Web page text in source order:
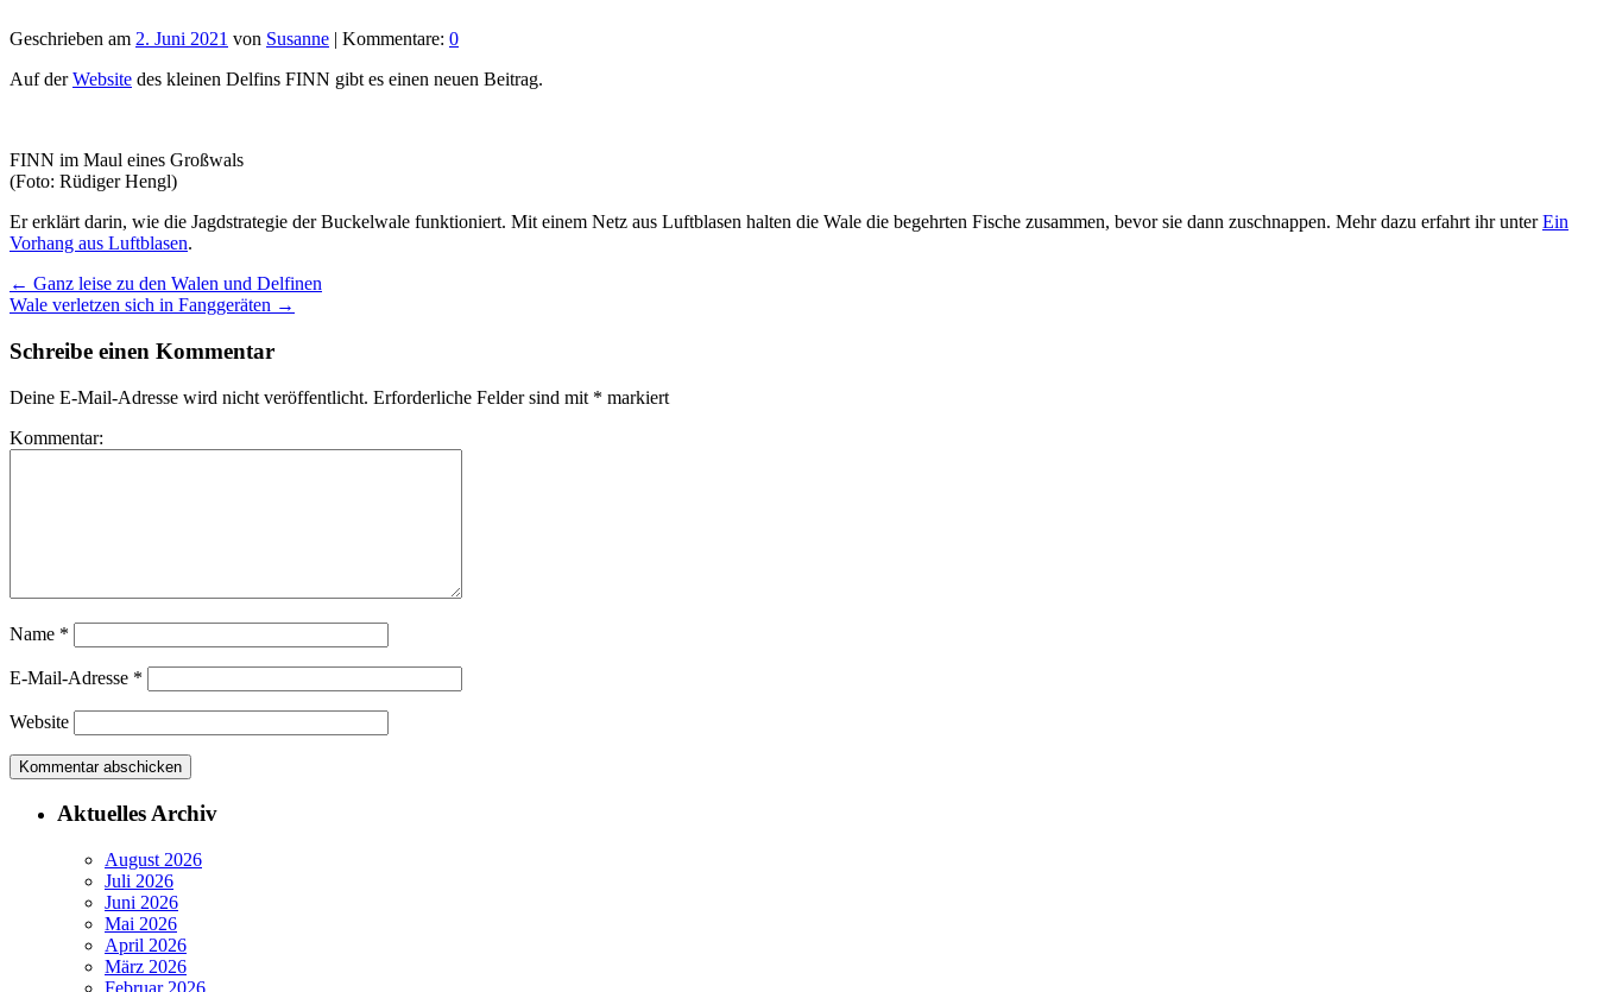
Geschrieben am 2. Juni 2021 von Susanne | Kommentare: 0
Auf derWebsite des kleinen Delfins FINN gibt es einen neuen Beitrag.
FINN im Maul eines Großwals
(Foto: Rüdiger Hengl)
Er erklärt darin, wie die Jagdstrategie der Buckelwale funktioniert. Mit einem Netz aus Luftblasen halten die Wale die begehrten Fische zusammen, bevor sie dann zuschnappen. Mehr dazu erfahrt ihr unterEin
Vorhang aus Luftblasen.
← Ganz leise zu den Walen und Delfinen
Wale verletzen sich in Fanggeräten →
Schreibe einen Kommentar
Deine E-Mail-Adresse wird nicht veröffentlicht. Erforderliche Felder sind mit * markiert
Kommentar:
Name *
E-Mail-Adresse *
Website
Aktuelles Archiv
August 2026
Juli 2026
Juni 2026
Mai 2026
April 2026
März 2026
Februar 2026